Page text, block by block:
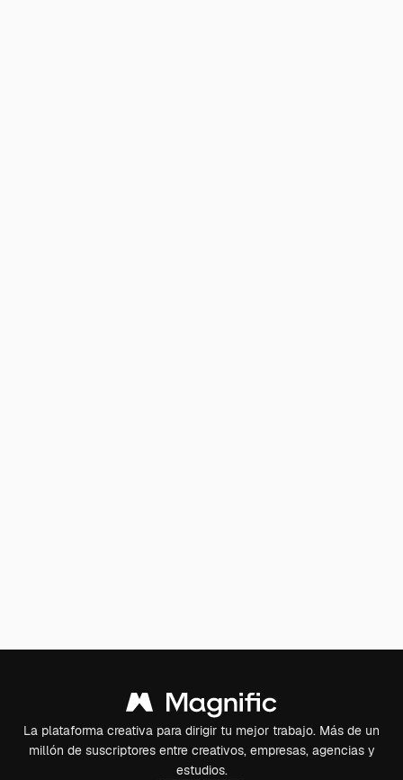
La plataforma creativa para dirigir tu mejor trabajo. Más de un
millón de suscriptores entre creativos, empresas, agencias y
estudios.